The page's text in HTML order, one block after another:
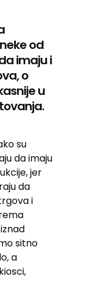
od
imaju i
o
u
su
da imaju
jer
da
i
sitno
a